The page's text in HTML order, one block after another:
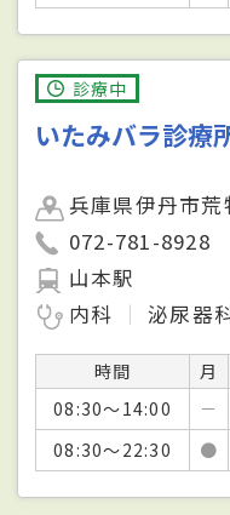
診療中
いたみバラ診療
兵庫県伊丹市
072-781-8928
山本駅
内科
泌尿器
時間 月
08:30～14:00
－
08:30～22:30
●